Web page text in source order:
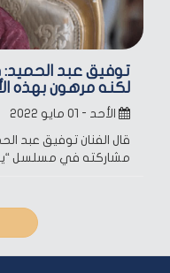
توفيق عبد الحميد:
لكنه مرهون بهذه
الأحد - ٠١ مايو ٢٠٢٢
قال الفنان توفيق عبد
مشاركته في مسلسل